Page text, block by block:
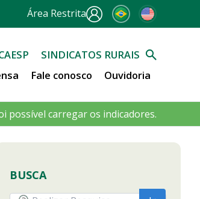
Área Restrita
SINDICATOS RURAIS
Fale conosco Ouvidoria
possível carregar os indicadores.
BUSCA